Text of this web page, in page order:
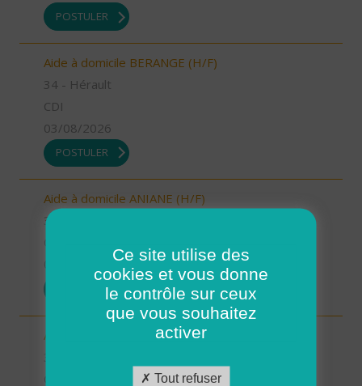
POSTULER
Aide à domicile BERANGE (H/F)
34 - Hérault
CDI
03/08/2026
POSTULER
Aide à domicile ANIANE (H/F)
34 - Hérault
POSTULER
Auxiliaire de vie GIGNAC (H/F)
Ce site utilise des
cookies et vous donne
le contrôle sur ceux
que vous souhaitez
activer
Tout refuser